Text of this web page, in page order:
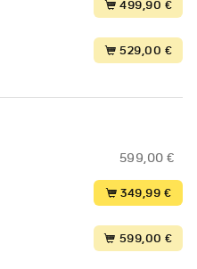
499,90 €
529,00 €
599,00 €
349,99 €
599,00 €